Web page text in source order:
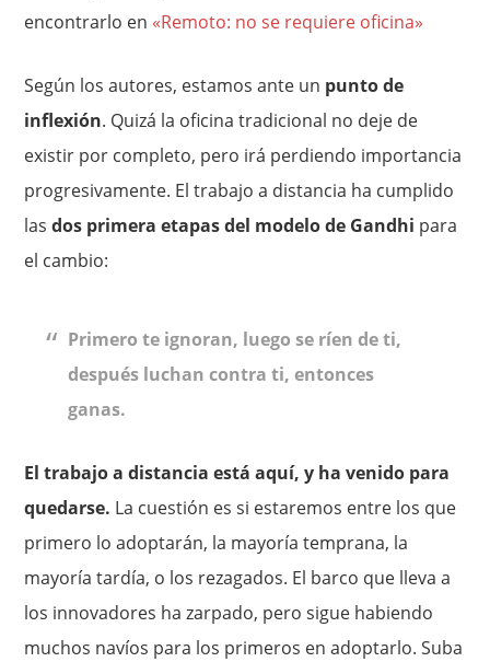
encontrarlo en «Remoto: no se requiere oficina»
Según los autores, estamos ante un punto de
inflexión. Quizá la oficina tradicional no deje de
existir por completo, pero irá perdiendo importancia
progresivamente. El trabajo a distancia ha cumplido
lasdos primera etapas del modelo de Gandhi para
el cambio:
Primero te ignoran, luego se ríen de ti,
después luchan contra ti, entonces
ganas.
El trabajo a distancia está aquí, y ha venido para
quedarse. La cuestión es si estaremos entre los que
primero lo adoptarán, la mayoría temprana, la
mayoría tardía, o los rezagados. El barco que lleva a
los innovadores ha zarpado, pero sigue habiendo
muchos navíos para los primeros en adoptarlo. Suba